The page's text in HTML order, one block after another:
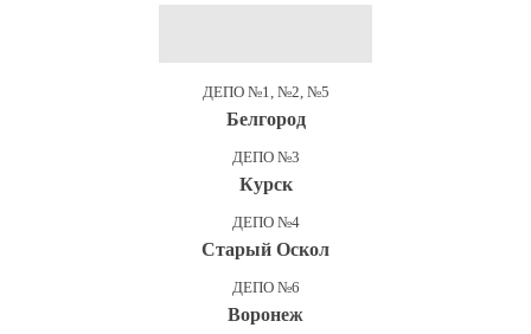
ДЕПО №1, №2, №5
Белгород
ДЕПО №3
Курск
ДЕПО №4
Старый Оскол
ДЕПО №6
Воронеж